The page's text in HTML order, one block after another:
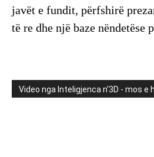
javët e fundit, përfshirë
të re dhe një baze nëndetëse
Video nga Inteligjenca n'3D - mos e